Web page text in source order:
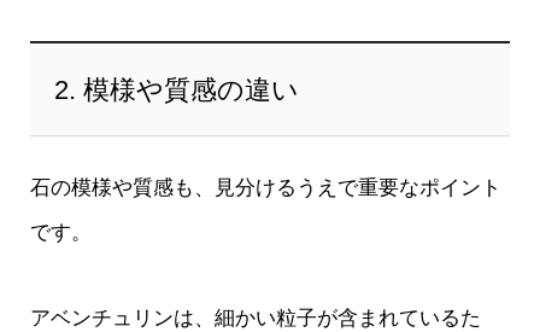
2. 模様や質感の違い
石の模様や質感も、見分けるうえで重要なポイント
です。
アベンチュリンは、細かい粒子が含まれているた